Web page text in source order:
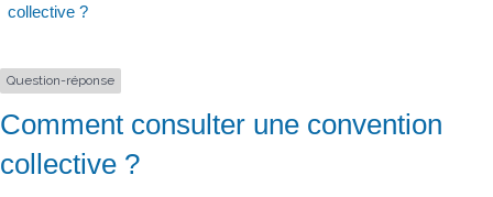
collective ?
Question-réponse
Comment consulter une convention
collective ?